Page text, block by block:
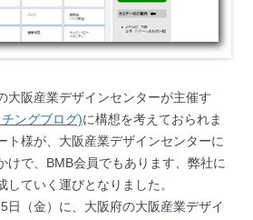
大阪産業デザインセンターが主催す
ングブログ)に構想を考えておられま
ト様が、大阪産業デザインセンターに
けで、BMB会員でもあります、弊社に
していく運びとなりました。
日（金）に、大阪府の大阪産業デザイ